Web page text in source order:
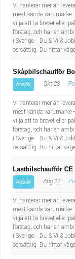
Vi hanterar mer än
mest kända varumärke
vilja att ta brevet eller
företag, och har en
i Sverige. Du & Vi &
oersättlig. Du hittar
Skåpbilschaufför
Ansök Okt 28
Vi hanterar mer än
mest kända varumärke
vilja att ta brevet eller
företag, och har en
i Sverige. Du & Vi &
oersättlig. Du hittar
Lastbilschaufför
Ansök Aug 12
Vi hanterar mer än
mest kända varumärke
vilja att ta brevet eller
företag, och har en
i Sverige. Du & Vi &
oersättlig. Du hittar